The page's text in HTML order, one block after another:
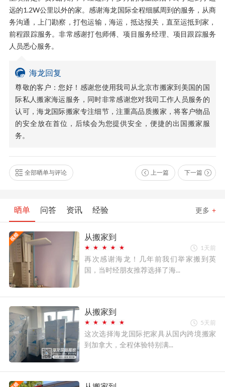
远的1.2W公里以外的家。感谢海龙国际全程细腻周到的服务，从商
务沟通，上门勘察，打包运输，海运，抵达报关，直至运抵到家，
前程跟踪服务。非常感谢打包师傅、项目服务经理、项目跟踪服务
人员悉心服务。
海龙回复
尊敬的客户：您好！感谢您使用我司从北京市搬家到美国的国
际私人搬家海运服务，同时非常感谢您对我司工作人员服务的
认可，海龙国际搬家专注细节，注重高品质搬家，将客户物品
的安全放在首位，后续会为您提供安全，便捷的出国搬家服
务。
全部晒单与评论 上一篇 下一篇
晒单 问答 资讯 经验 更多 +
从搬家到
1天前
再次感谢海龙！几年前我们举家搬到英
国，当时经朋友推荐选择了海...
从搬家到
5天前
这次选择海龙国际把家具从国内跨境搬家
到加拿大，全程体验特别满...